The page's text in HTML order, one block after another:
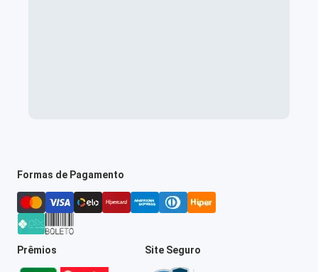
Formas de Pagamento
Prêmios Site Seguro